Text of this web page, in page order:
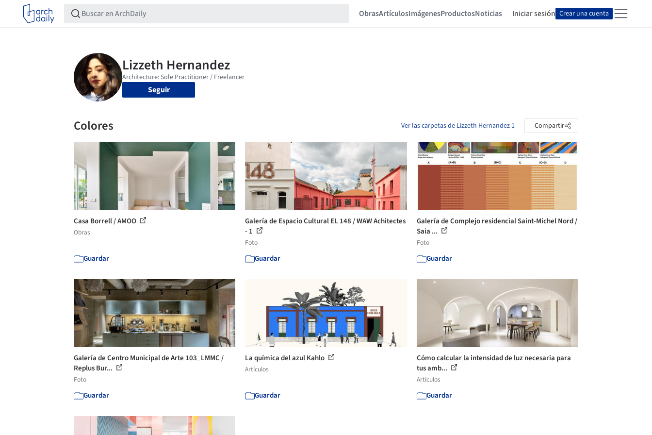
ObrasArtículosImágenesProductosNoticias Iniciar sesión Crear una cuenta
Seguir
Colores Ver las carpetas de Lizzeth Hernandez 1 Compartir
Casa Borrell / AMOO
Obras
Guardar
Galería de Espacio Cultural EL 148 / WAW Achitectes
- 1
Foto
Guardar
Galería de Complejo residencial Saint-Michel Nord /
Saia ...
Foto
Guardar
Galería de Centro Municipal de Arte 103_LMMC /
Replus Bur...
Foto
Guardar
La química del azul Kahlo
Artículos
Guardar
Cómo calcular la intensidad de luz necesaria para
tus amb...
Artículos
Guardar